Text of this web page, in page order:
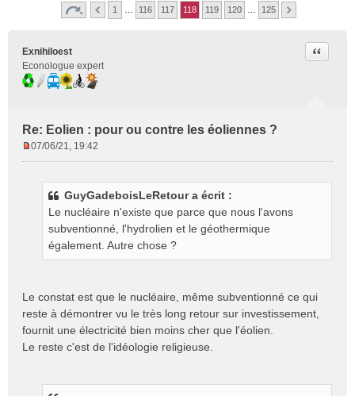
1 116 117 118 119 120 125
Exnihiloest
Econologue expert
Re: Eolien : pour ou contre les éoliennes ?
Citer
l
u
07/06/21, 19:42
GuyGadeboisLeRetour a écrit :
Le nucléaire n'existe que parce que nous l'avons
subventionné, l'hydrolien et le géothermique
également. Autre chose ?
Le constat est que le nucléaire, même subventionné ce qui
reste à démontrer vu le très long retour sur investissement,
fournit une électricité bien moins cher que l'éolien.
Le reste c'est de l'idéologie religieuse.